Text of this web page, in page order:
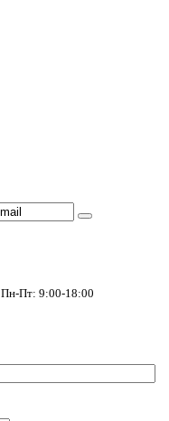
Пн-Пт: 9:00-18:00